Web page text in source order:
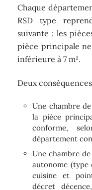
Chaque
RSD type
suivante : les
pièce principale
inférieure à 7 m².
Deux
Une chambre
la pièce
conforme,
département
Une chambre
autonome (type
cuisine et
décret